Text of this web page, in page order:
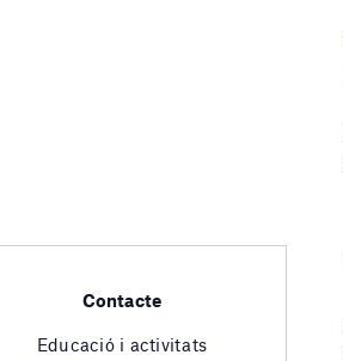
Contacte
Educació i activitats